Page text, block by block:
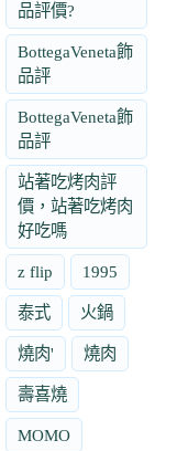
品評價?
BottegaVeneta飾
品評
BottegaVeneta飾
品評
站著吃烤肉評
價，站著吃烤肉
好吃嗎
z flip 1995
泰式 火鍋
燒肉' 燒肉
壽喜燒
MOMO